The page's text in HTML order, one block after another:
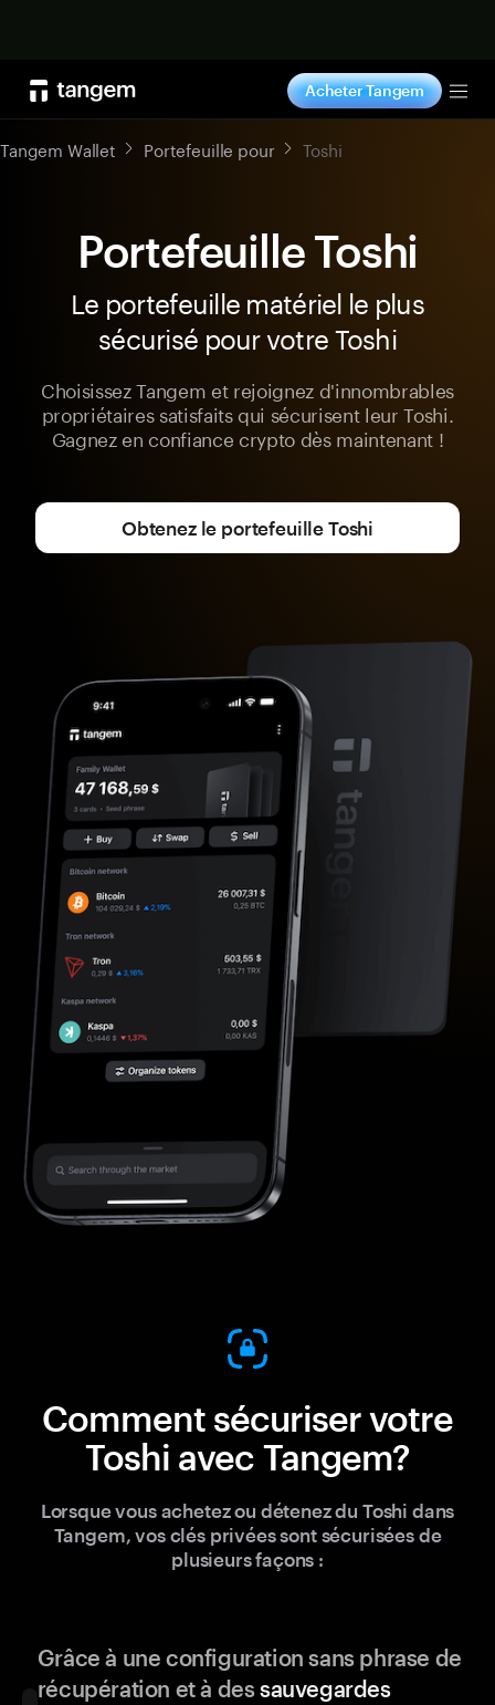
Acheter Tangem
Tangem Wallet Portefeuille pour Toshi
Portefeuille Toshi
Le portefeuille matériel le plus
sécurisé pour votre Toshi
Choisissez Tangem et rejoignez d'innombrables
propriétaires satisfaits qui sécurisent leur Toshi.
Gagnez en confiance crypto dès maintenant !
Obtenez le portefeuille Toshi
Comment sécuriser votre
Toshi avec Tangem?
Lorsque vous achetez ou détenez du Toshi dans
Tangem, vos clés privées sont sécurisées de
plusieurs façons :
Grâce à une configuration sans phrase de
récupération et à dessauvegardes